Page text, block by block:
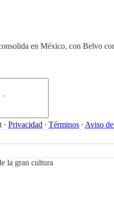
en México, con Belvo
· Privacidad ∙ Términos ∙ Aviso
la gran cultura